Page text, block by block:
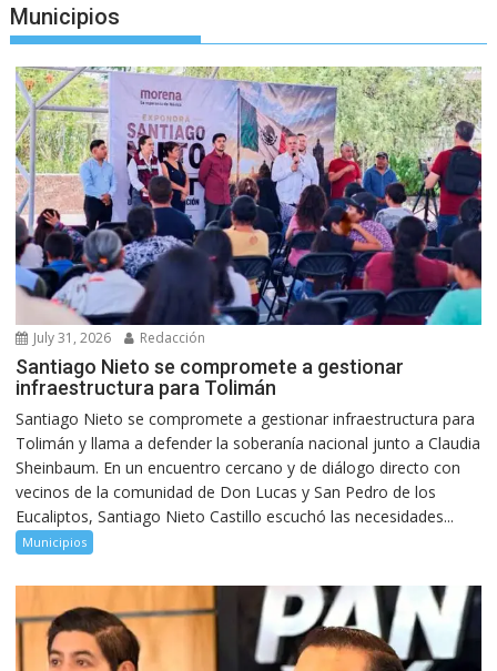
Municipios
July 31, 2026 Redacción
Santiago Nieto se compromete a gestionar
infraestructura para Tolimán
Santiago Nieto se compromete a gestionar infraestructura para
Tolimán y llama a defender la soberanía nacional junto a Claudia
Sheinbaum. En un encuentro cercano y de diálogo directo con
vecinos de la comunidad de Don Lucas y San Pedro de los
Eucaliptos, Santiago Nieto Castillo escuchó las necesidades...
Municipios